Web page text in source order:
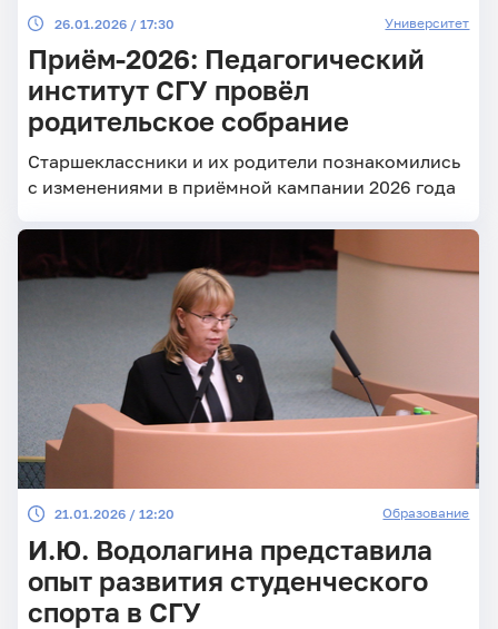
26.01.2026 / 17:30 Университет
Приём-2026: Педагогический
институт СГУ провёл
родительское собрание
Старшеклассники и их родители познакомились
с изменениями в приёмной кампании 2026 года
21.01.2026 / 12:20 Образование
И.Ю. Водолагина представила
опыт развития студенческого
спорта в СГУ